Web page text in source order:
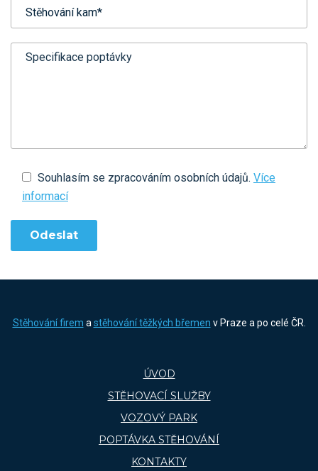
Souhlasím se zpracováním osobních údajů. Více
informací
Stěhování firem a stěhování těžkých břemen v Praze a po celé ČR.
ÚVOD
STĚHOVACÍ SLUŽBY
VOZOVÝ PARK
POPTÁVKA STĚHOVÁNÍ
KONTAKTY